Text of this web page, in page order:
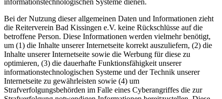
informationstechnologischen Systeme dienen.
Bei der Nutzung dieser allgemeinen Daten und Informationen zieht
die Reiterverein Bad Kissingen e.V. keine Rückschlüsse auf die
betroffene Person. Diese Informationen werden vielmehr benötigt,
um (1) die Inhalte unserer Internetseite korrekt auszuliefern, (2) die
Inhalte unserer Internetseite sowie die Werbung für diese zu
optimieren, (3) die dauerhafte Funktionsfähigkeit unserer
informationstechnologischen Systeme und der Technik unserer
Internetseite zu gewährleisten sowie (4) um
Strafverfolgungsbehörden im Falle eines Cyberangriffes die zur